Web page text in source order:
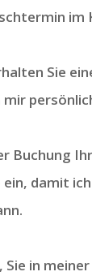
im
Sie
mir
Buchung
ein, damit
in